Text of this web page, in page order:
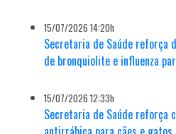
15/07/2026 14:20h
Secretaria de Saúde reforça
de bronquiolite e influenza
15/07/2026 12:33h
Secretaria de Saúde reforça